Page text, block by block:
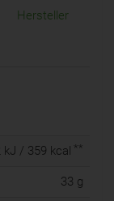
Hersteller
kJ / 359 kcal **
33 g